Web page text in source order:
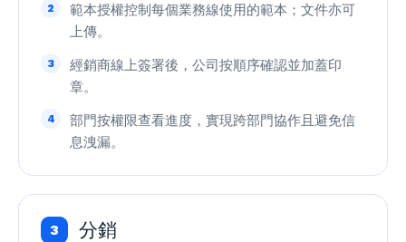
2
範本授權控制每個業務線使用的範本；文件亦可
上傳。
3
經銷商線上簽署後，公司按順序確認並加蓋印
章。
4
部門按權限查看進度，實現跨部門協作且避免信
息洩漏。
3 分銷